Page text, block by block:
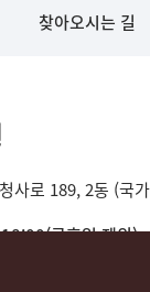
찾아오시는 길
사로 189, 2동 (국
공휴일 제외)